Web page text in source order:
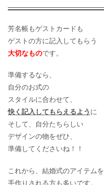
芳名帳もゲストカードも
ゲストの方に記入してもらう
大切なものです。
準備するなら、
自分のお式の
スタイルに合わせて、
快く記入してもらえるよう に
そして、自分たちらしい
デザインの物をぜひ、
準備してくださいね！！
これから、結婚式のアイテムを
手作りされる方も多いです。